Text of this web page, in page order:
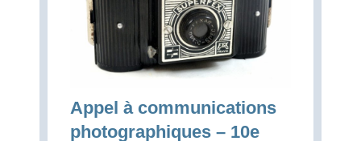
Appel à communications
photographiques – 10e